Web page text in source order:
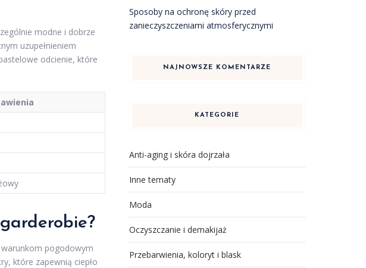
modne i dobrze
uzupełnieniem
odcienie, które
pogodowym
które zapewnią ciepło
Sposoby na ochronę skóry przed
zanieczyszczeniami atmosferycznymi
NAJNOWSZE KOMENTARZE
KATEGORIE
Anti-aging i skóra dojrzała
Inne tematy
Moda
Oczyszczanie i demakijaż
Przebarwienia, koloryt i blask